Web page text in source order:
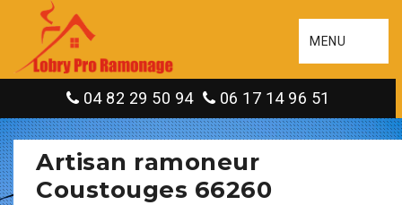
MENU
04 82 29 50 94 06 17 14 96 51
Artisan ramoneur
Coustouges 66260